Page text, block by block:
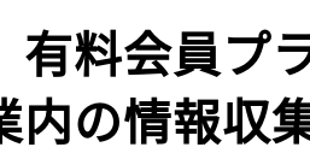
有料会員プ
内の情報収